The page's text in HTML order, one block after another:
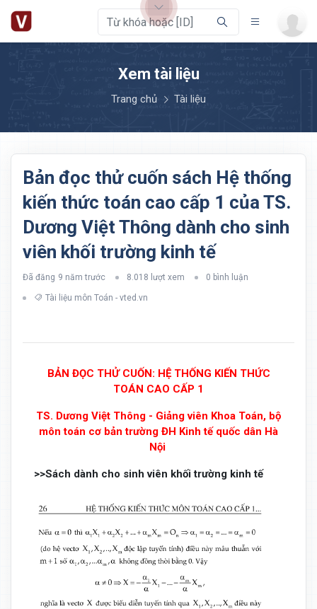
Xem tài liệu
Trang chủ Tài liệu
Bản đọc thử cuốn sách Hệ thống
kiến thức toán cao cấp 1 của TS.
Dương Việt Thông dành cho sinh
viên khối trường kinh tế
Đã đăng 9 năm trước 8.018 lượt xem 0 bình luận
Tài liệu môn Toán - vted.vn
BẢN ĐỌC THỬ CUỐN: HỆ THỐNG KIẾN THỨC
TOÁN CAO CẤP 1
TS. Dương Việt Thông - Giảng viên Khoa Toán, bộ
môn toán cơ bản trường ĐH Kinh tế quốc dân Hà
Nội
>>Sách dành cho sinh viên khối trường kinh tế